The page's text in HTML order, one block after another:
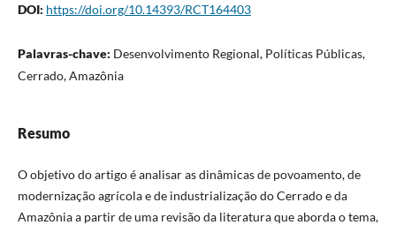
DOI: https://doi.org/10.14393/RCT164403
Palavras-chave: Desenvolvimento Regional, Políticas Públicas,
Cerrado, Amazônia
Resumo
O objetivo do artigo é analisar as dinâmicas de povoamento, de
modernização agrícola e de industrialização do Cerrado e da
Amazônia a partir de uma revisão da literatura que aborda o tema,